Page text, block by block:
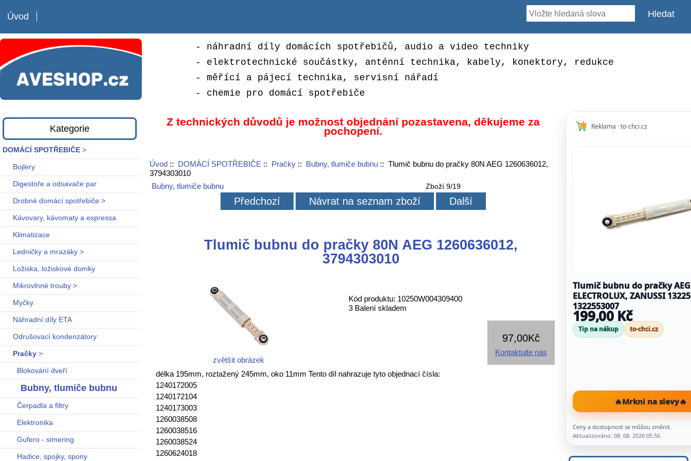
Úvod
- náhradní díly domácích spotřebičů, audio a video techniky
- elektrotechnické součástky, anténní technika, kabely, konektory, redukce
- měřící a pájecí technika, servisní nářadí
- chemie pro domácí spotřebiče
Kategorie
DOMÁCÍ SPOTŘEBIČE >
Bojlery
Digestoře a odsavače par
Drobné domácí spotřebiče >
Kávovary, kávomaty a espressa
Klimatizace
Ledničky a mrazáky >
Ložiska, ložiskové domky
Mikrovlnné trouby >
Myčky
Náhradní díly ETA
Odrušovací kondenzátory
Pračky >
Blokování dveří
Bubny, tlumiče bubnu
Čerpadla a filtry
Elektronika
Gufero - simering
Hadice, spojky, spony
Z technických důvodů je možnost objednání pozastavena, děkujeme za
pochopení.
Úvod:: DOMÁCÍ SPOTŘEBIČE :: Pračky:: Bubny, tlumiče bubnu:: Tlumič bubnu do pračky 80N AEG 1260636012,
3794303010
Bubny, tlumiče bubnu
Zboží 9/19
Předchozí Návrat na seznam zboží Další
Tlumič bubnu do pračky 80N AEG 1260636012,
3794303010
zvětšit obrázek
Kód produktu: 10250W004309400
3 Balení skladem
97,00Kč
Kontaktujte nás
délka 195mm, roztažený 245mm, oko 11mm Tento díl nahrazuje tyto objednací čísla:
1240172005
1240172104
1240173003
1260038508
1260038516
1260038524
1260624018
Reklama · to-chci.cz
Tlumič bubnu do pračky
ELECTROLUX, ZANUSSI
1322553007
199,00 Kč
Tip na nákup to-chci.cz
🔥Mrkni na slevy🔥
Ceny a dostupnost se můžou změnit.
Aktualizováno: 08. 08. 2026 05:56